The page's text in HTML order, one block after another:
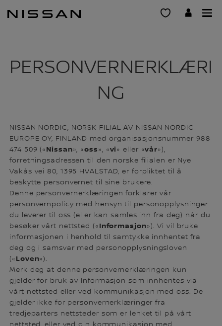
PERSONVERNERKLÆRI
NG
NISSAN NORDIC, NORSK FILIAL AV NISSAN NORDIC
EUROPE OY, FINLAND med organisasjonsnummer 988
474 509 («Nissan», «oss», «vi» eller «vår»),
forretningsadressen til den norske filialen er Nye
Vakås vei 80, 1395 HVALSTAD, er forpliktet til å
beskytte personvernet til sine brukere.
Denne personvernerklæringen forklarer vår
personvernpolicy med hensyn til personopplysninger
du leverer til oss (eller kan samles inn fra deg) når du
besøker vårt nettsted («Informasjon»). Vi vil bruke
informasjonen i henhold til samtykke innhentet fra
deg og i samsvar med personopplysningsloven
(«Loven»).
Merk deg at denne personvernerklæringen kun
gjelder for bruk av Informasjon som innhentes via
vårt nettsted eller ved kommunikasjon med oss. De
gjelder ikke for personvernerklæringer fra
tredjeparters nettsteder som er lenket til på vårt